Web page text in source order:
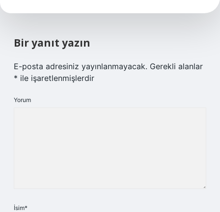
Bir yanıt yazın
E-posta adresiniz yayınlanmayacak. Gerekli alanlar
* ile işaretlenmişlerdir
Yorum
İsim*